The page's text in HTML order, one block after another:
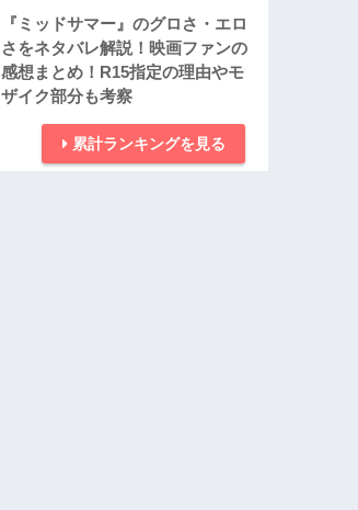
『ミッドサマー』のグロさ・エロ
さをネタバレ解説！映画ファンの
感想まとめ！R15指定の理由やモ
ザイク部分も考察
累計ランキングを見る